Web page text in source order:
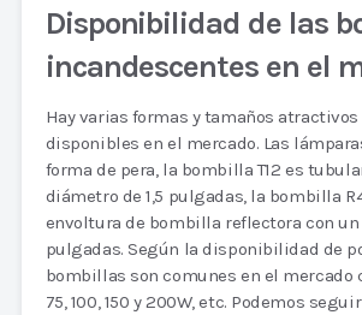
Disponibilidad de las
incandescentes en el
Hay varias formas y tamaños
disponibles en el mercado. Las
forma de pera, la bombilla T12 es
diámetro de 1,5 pulgadas, la bombilla
envoltura de bombilla reflectora con
pulgadas. Según la disponibilidad de
bombillas son comunes en el mercado
75, 100, 150 y 200W, etc. Podemos